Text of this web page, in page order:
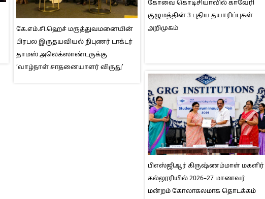
கே.எம்.சி.ஹெச் மருத்துவமனையின்
பிரபல இருதயவியல் நிபுணர் டாக்டர்
தாமஸ் அலெக்ஸாண்டருக்கு
‘வாழ்நாள் சாதனையாளர் விருது’
கோவை கொடிசியாவில் காவேரி
குழுமத்தின் 3 புதிய தயாரிப்புகள்
அறிமுகம்
பிஎஸ்ஜிஆர் கிருஷ்ணம்மாள் மகளிர்
கல்லூரியில் 2026–27 மாணவர்
மன்றம் கோலாகலமாக தொடக்கம்